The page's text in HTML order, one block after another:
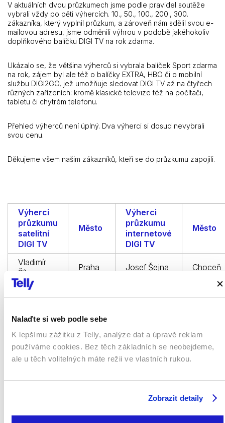
Nalaďte si web podle sebe
K lepšímu zážitku z Telly, analýze dat a úpravě reklam
používáme cookies. Bez těch základních se neobejdeme,
ale u těch volitelných máte režii ve vlastních rukou.
Zobrazit detaily
V aktuálních dvou průzkumech jsme podle pravidel soutěže
vybrali vždy po pěti výhercích. 10., 50., 100., 200., 300.
zákazníka, který vyplnil průzkum, a zároveň nám sdělil svou e-
mailovou adresu, jsme odměnili výhrou v podobě jakéhokoliv
doplňkového balíčku DIGI TV na rok zdarma.
Ukázalo se, že většina výherců si vybrala balíček Sport zdarma
na rok, zájem byl ale též o balíčky EXTRA, HBO či o mobilní
službu DIGI2GO, jež umožňuje sledovat DIGI TV až na čtyřech
různých zařízeních: kromě klasické televize též na počítači,
tabletu či chytrém telefonu.
Přehled výherců není úplný. Dva výherci si dosud nevybrali
svou cenu.
Děkujeme všem našim zákazníků, kteří se do průzkumu zapojili.
Výherci
průzkumu
satelitní
DIGI TV
Město
Výherci
průzkumu
internetové
DIGI TV
Město
Vladimír
Říha
Praha Josef Šejna Choceň
Leoš
Slavice Havířov
Jan
Chuděj
Hrádek
Podroužek
Michal
Mládek
Valy
Jaroslava
Zemanová
Šumperk